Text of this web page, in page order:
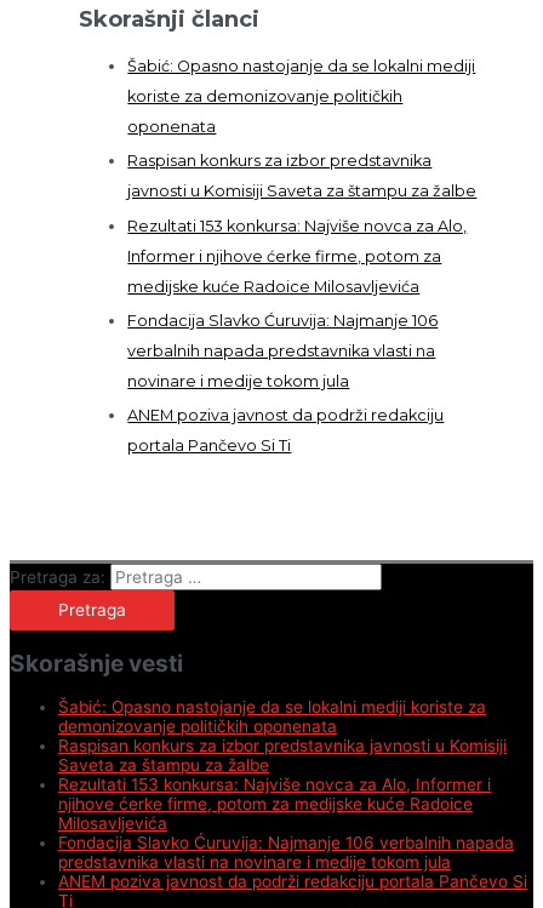
Skorašnji članci
Šabić: Opasno nastojanje da se lokalni mediji
koriste za demonizovanje političkih
oponenata
Raspisan konkurs za izbor predstavnika
javnosti u Komisiji Saveta za štampu za žalbe
Rezultati 153 konkursa: Najviše novca za Alo,
Informer i njihove ćerke firme, potom za
medijske kuće Radoice Milosavljevića
Fondacija Slavko Ćuruvija: Najmanje 106
verbalnih napada predstavnika vlasti na
novinare i medije tokom jula
ANEM poziva javnost da podrži redakciju
portala Pančevo Si Ti
Pretraga za:
Skorašnje vesti
Šabić: Opasno nastojanje da se lokalni mediji koriste za
demonizovanje političkih oponenata
Raspisan konkurs za izbor predstavnika javnosti u Komisiji
Saveta za štampu za žalbe
Rezultati 153 konkursa: Najviše novca za Alo, Informer i
njihove ćerke firme, potom za medijske kuće Radoice
Milosavljevića
Fondacija Slavko Ćuruvija: Najmanje 106 verbalnih napada
predstavnika vlasti na novinare i medije tokom jula
ANEM poziva javnost da podrži redakciju portala Pančevo Si
Ti